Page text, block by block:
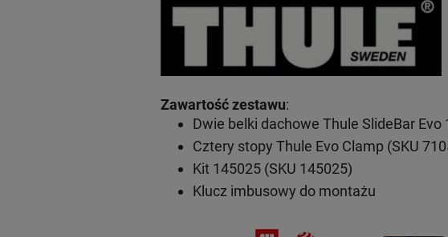
Zawartość zestawu:
Dwie belki dachowe Thule SlideBar Evo
Cztery stopy Thule Evo Clamp (SKU
Kit 145025 (SKU 145025)
Klucz imbusowy do montażu